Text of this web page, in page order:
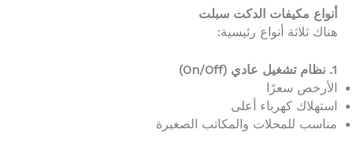
أنواع مكيفات الدكت سبلت
هناك ثلاثة أنواع رئيسية:
1. نظام تشغيل عادي (On/Off)
الأرخص سعرًا
استهلاك كهرباء أعلى
مناسب للمحلات والمكاتب الصغيرة